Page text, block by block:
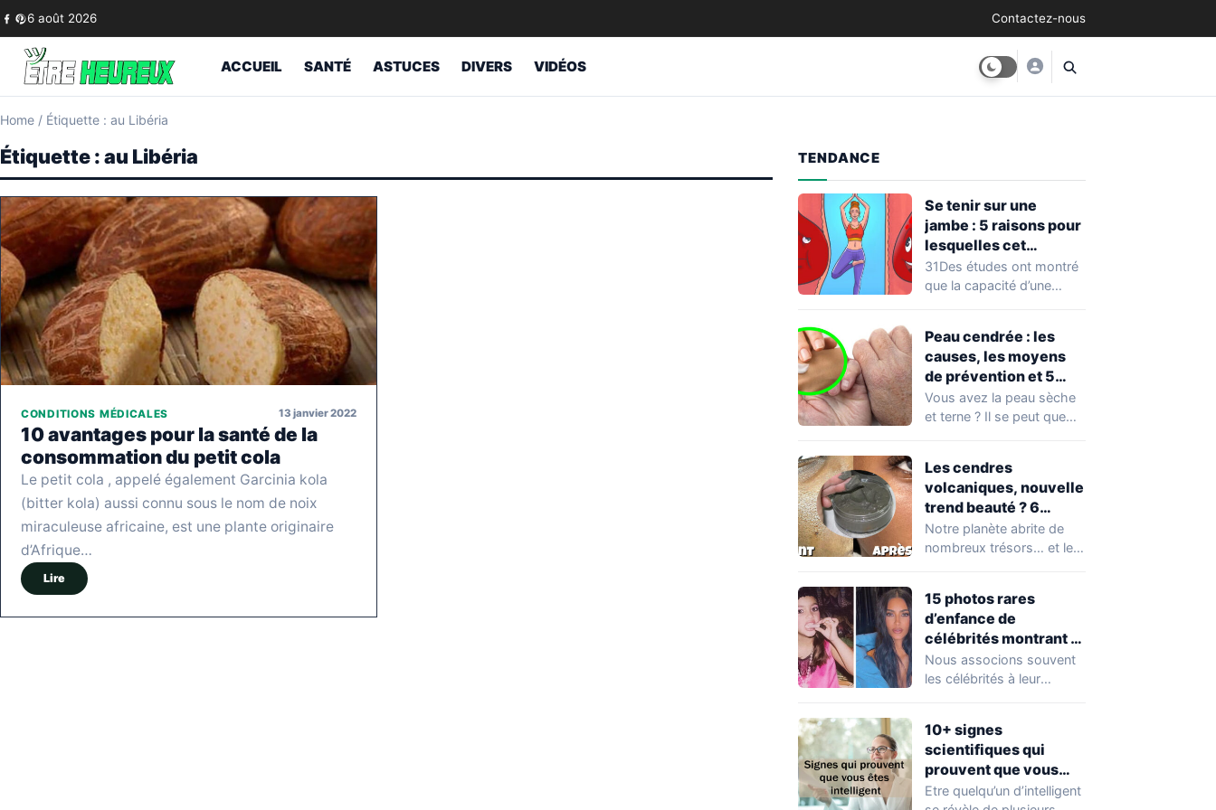
Skip to content
6 août 2026 Contactez-nous
ACCUEIL SANTÉ ASTUCES DIVERS VIDÉOS
Home / Étiquette : au Libéria
Étiquette :au Libéria
CONDITIONS MÉDICALES 13 janvier 2022
10 avantages pour la santé de la
consommation du petit cola
Le petit cola , appelé également Garcinia kola
(bitter kola) aussi connu sous le nom de noix
miraculeuse africaine, est une plante originaire
d’Afrique…
Lire
TENDANCE
Se tenir sur une
jambe : 5 raisons pour
lesquelles cet
exercice équivaut à
une véritable séance
31Des études ont montré
que la capacité d’une
Peau cendrée : les
causes, les moyens
de prévention et 5
façons de la traiter
Vous avez la peau sèche
et terne ? Il se peut que
Les cendres
volcaniques, nouvelle
trend beauté ? 6
avantages pour la
peau à connaître
Notre planète abrite de
nombreux trésors… et les
15 photos rares
d’enfance de
célébrités montrant à
quel point elles ont
changé au fil du temps
Nous associons souvent
les célébrités à leur
10+ signes
scientifiques qui
prouvent que vous
êtes plus intelligent
Etre quelqu’un d’intelligent